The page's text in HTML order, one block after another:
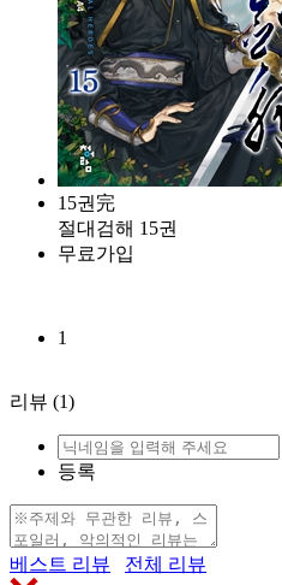
15권完
절대검해 15권
무료가입
1
리뷰 (1)
등록
베스트 리뷰 전체 리뷰